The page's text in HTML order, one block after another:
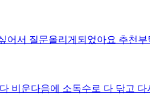
어서 질문올리게되었아요 추천
비운다음에 소독수로 다 닦고 다